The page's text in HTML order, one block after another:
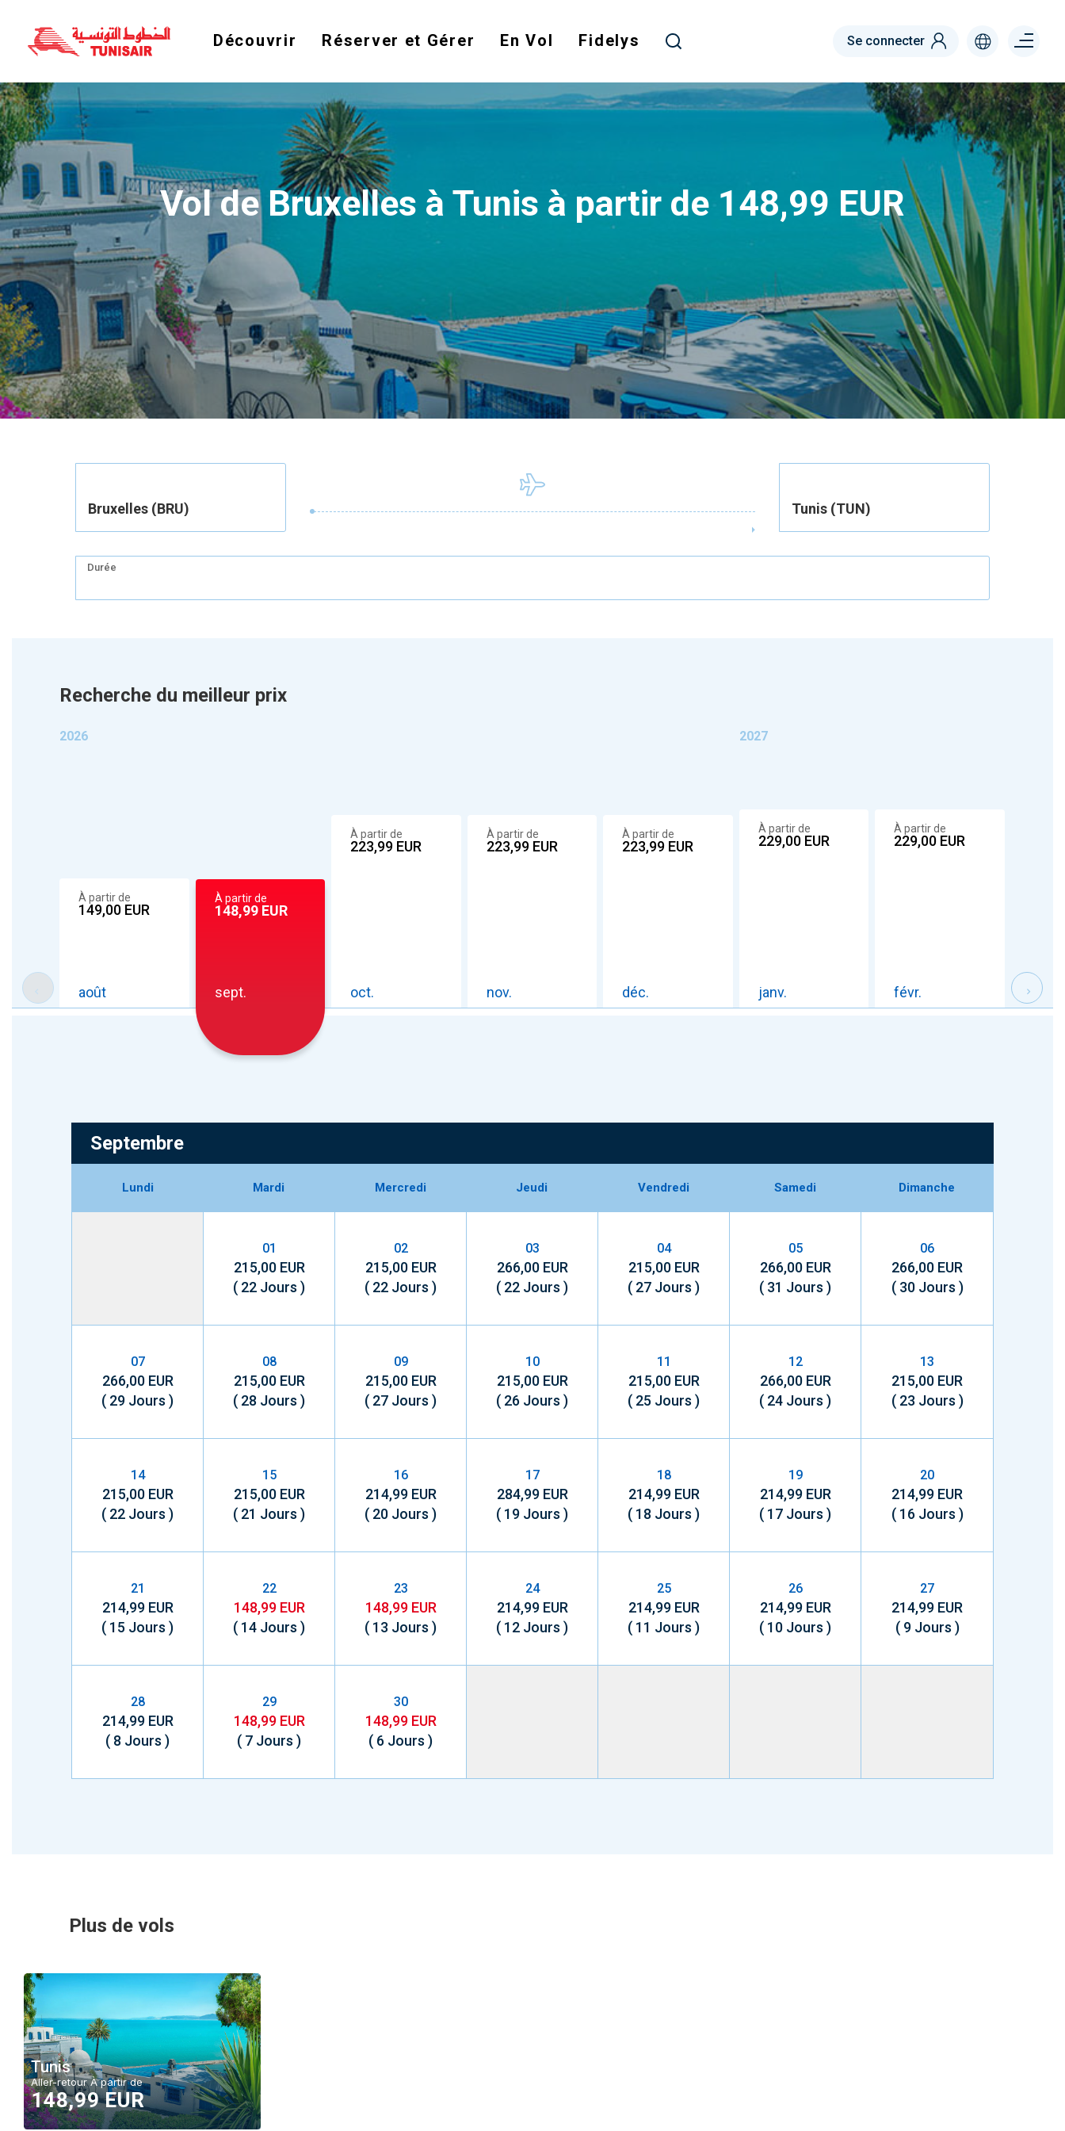
Découvrir Réserver et Gérer En Vol Fidelys Se connecter
Menu
Vol de Bruxelles à Tunis à partir de 148,99 EUR
Bruxelles (BRU) Tunis (TUN)
Durée
Recherche du meilleur prix
2026
À partir de
149,00 EUR
août
À partir de
148,99EUR
sept.
À partir de
223,99 EUR
oct.
À partir de
223,99EUR
nov.
À partir de
223,99 EUR
déc.
2027
À partir de
229,00EUR
janv.
À partir de
229,00 EUR
févr. mars
Septembre
Lundi Mardi Mercredi Jeudi Vendredi Samedi Dimanche
01
215,00 EUR
( 22 Jours )
02
215,00 EUR
( 22 Jours )
03
266,00 EUR
( 22 Jours )
04
215,00 EUR
( 27 Jours )
05
266,00 EUR
( 31 Jours )
06
266,00 EUR
( 30 Jours )
07
266,00 EUR
( 29 Jours )
08
215,00 EUR
( 28 Jours )
09
215,00 EUR
( 27 Jours )
10
215,00 EUR
( 26 Jours )
11
215,00 EUR
( 25 Jours )
12
266,00 EUR
( 24 Jours )
13
215,00 EUR
( 23 Jours )
14
215,00 EUR
( 22 Jours )
15
215,00 EUR
( 21 Jours )
16
214,99 EUR
( 20 Jours )
17
284,99 EUR
( 19 Jours )
18
214,99 EUR
( 18 Jours )
19
214,99 EUR
( 17 Jours )
20
214,99 EUR
( 16 Jours )
21
214,99 EUR
( 15 Jours )
22
148,99 EUR
( 14 Jours )
23
148,99 EUR
( 13 Jours )
24
214,99 EUR
( 12 Jours )
25
214,99 EUR
( 11 Jours )
26
214,99 EUR
( 10 Jours )
27
214,99 EUR
( 9 Jours )
28
214,99 EUR
( 8 Jours )
29
148,99 EUR
( 7 Jours )
30
148,99 EUR
( 6 Jours )
Plus de vols
Tunis
Aller-retour À partir de
148,99 EUR